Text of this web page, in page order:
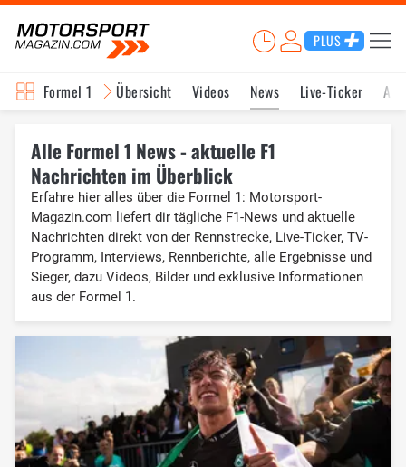
PLUS
Formel 1 Übersicht Videos News Live-Ticker
Alle Formel 1 News - aktuelle F1
Nachrichten im Überblick
Erfahre hier alles über die Formel 1: Motorsport-
Magazin.com liefert dir tägliche F1-News und aktuelle
Nachrichten direkt von der Rennstrecke, Live-Ticker, TV-
Programm, Interviews, Rennberichte, alle Ergebnisse und
Sieger, dazu Videos, Bilder und exklusive Informationen
aus der Formel 1.